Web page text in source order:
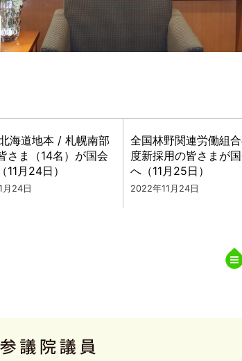
海道地本 / 札幌南部
さま（14名）が国会
11月24日）
月24日
全国林野関連労働組
度新採用の皆さまが
へ（11月25日）
2022年11月24日